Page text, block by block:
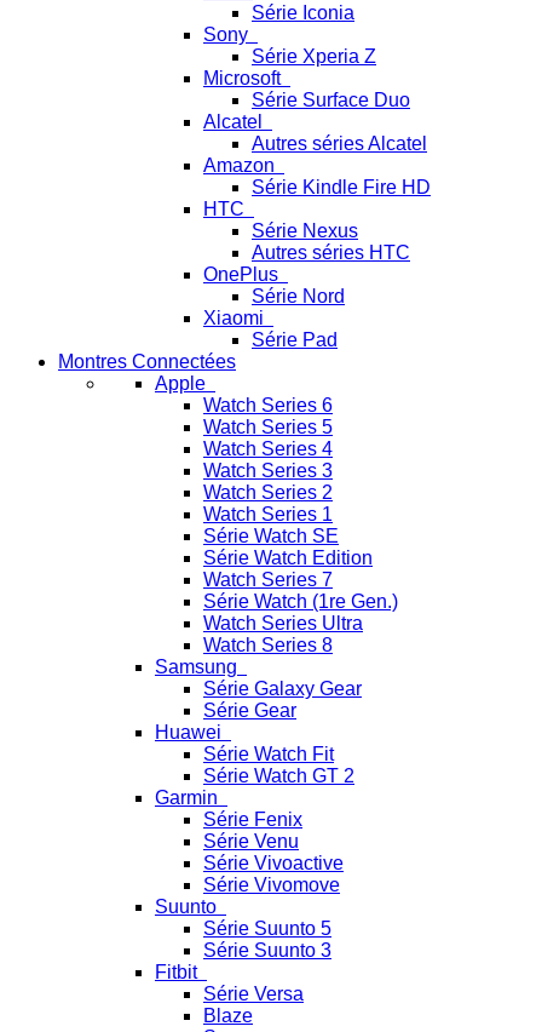
Série Iconia
Sony
Série Xperia Z
Microsoft
Série Surface Duo
Alcatel
Autres séries Alcatel
Amazon
Série Kindle Fire HD
HTC
Série Nexus
Autres séries HTC
OnePlus
Série Nord
Xiaomi
Série Pad
Montres Connectées
Apple
Watch Series 6
Watch Series 5
Watch Series 4
Watch Series 3
Watch Series 2
Watch Series 1
Série Watch SE
Série Watch Edition
Watch Series 7
Série Watch (1re Gen.)
Watch Series Ultra
Watch Series 8
Samsung
Série Galaxy Gear
Série Gear
Huawei
Série Watch Fit
Série Watch GT 2
Garmin
Série Fenix
Série Venu
Série Vivoactive
Série Vivomove
Suunto
Série Suunto 5
Série Suunto 3
Fitbit
Série Versa
Blaze